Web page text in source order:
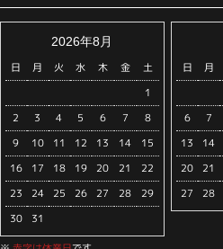
2026年8月
日
月 火 水 木 金
土
1
2
3 4 5 6 7
8
9
10 11 12 13 14
15
16
17 18 19 20 21
22
23
24 25 26 27 28
29
30
31
日
月
6
7
13
14
20
21
27
28